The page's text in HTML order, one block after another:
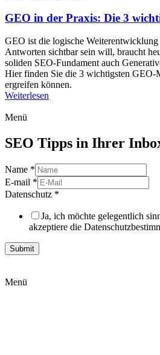
GEO in der Praxis: Die 3
GEO ist die logische
Antworten sichtbar sein will, braucht
soliden SEO-Fundament auch
Hier finden Sie die 3 wichtigsten GEO-
ergreifen können.
Weiterlesen
Menü
SEO Tipps in Ihrer
Name *
E-mail *
Datenschutz *
Ja, ich möchte gelegentlich
akzeptiere die
Submit
Menü